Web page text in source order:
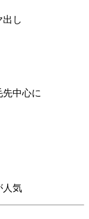
出し
中心に
人気